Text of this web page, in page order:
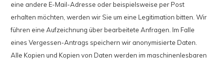
eine andere E-Mail-Adresse oder beispielsweise per Post
erhalten möchten, werden wir Sie um eine Legitimation bitten. Wir
führen eine Aufzeichnung über bearbeitete Anfragen. Im Falle
eines Vergessen-Antrags speichern wir anonymisierte Daten.
Alle Kopien und Kopien von Daten werden im maschinenlesbaren